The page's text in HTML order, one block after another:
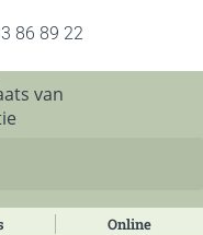
86 89 22
Online